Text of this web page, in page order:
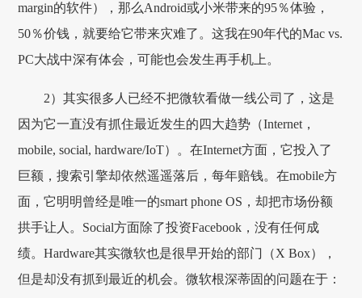
margin的软件），那么Android或小米带来的95％体验，
50％价钱，就要给它带来灾难了。这我在90年代的Mac vs.
PC大战中深有体会，可能也会发生再手机上。
2）其实很多人已经不把微软看做一线公司了，这是
因为它一直没有抓住最近发生的四大趋势（Internet，
mobile, social, hardware/IoT）。在Internet方面，它投入了
巨额，搜索引擎却依然遥遥落后，每年赔钱。在mobile方
面，它明明曾经是唯一的smart phone OS，却把市场份额
拱手让人。Social方面除了投资Facebook，没有任何成
绩。Hardware其实微软也是很早开始的部门（X Box），
但是却没有抓到最近的机会。微软根深蒂固的问题在于：